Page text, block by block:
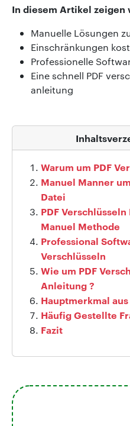
In diesem Artikel zeigen
Manuelle Lösungen
Einschränkungen
Professionelle
Eine schnell PDF
anleitung
Warum um PDF
Manuel Manner
Datei
PDF
Manuel Methode
Professional
Verschlüsseln
Wie um PDF
Anleitung ?
Hauptmerkmal
Häufig Gestellte
Fazit